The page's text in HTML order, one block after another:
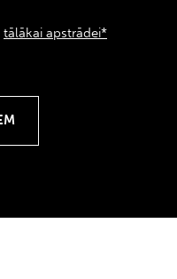
tālākai apstrādei*